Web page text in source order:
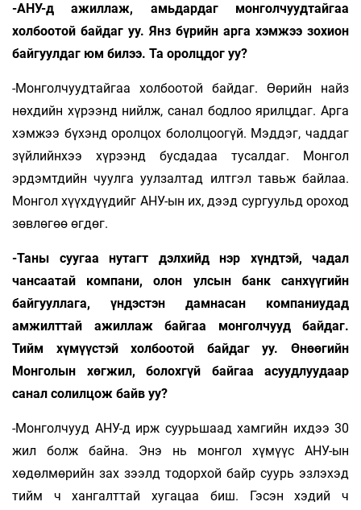
-АНУ-д ажиллаж, амьдардаг монголчуудтайгаа
холбоотой байдаг уу. Янз бүрийн арга хэмжээ зохион
байгуулдаг юм билээ. Та оролцдог уу?
-Монголчуудтайгаа холбоотой байдаг. Өөрийн найз
нөхдийн хүрээнд нийлж, санал бод­лоо ярилцдаг. Арга
хэмжээ бүхэнд оролцох бололцоогүй. Мэддэг, чаддаг
зүйлийнхээ хүрээнд бусдадаа тусалдаг. Монгол
эрдэмтдийн чуулга уулзалтад илтгэл тавьж байлаа.
Монгол хүүхдүүдийг АНУ-ын их, дээд сургуульд ороход
зөвлөгөө өгдөг.
-Таны суугаа нутагт дэлхийд нэр хүндтэй, чадал
чансаатай компани, олон улсын банк санхүүгийн
байгууллага, үндэстэн дамнасан компаниудад
амжилттай ажиллаж байгаа монголчууд байдаг.
Тийм хүмүүстэй холбоотой байдаг уу. Өнөөгийн
Монголын хөгжил, болохгүй байгаа асуудлуудаар
санал солилцож байв уу?
-Монголчууд АНУ-д ирж суурьшаад хамгийн ихдээ 30
жил болж байна. Энэ нь монгол хүмүүс АНУ-ын
хөдөлмөрийн зах зээлд тодорхой байр суурь эзлэхэд
тийм ч хангалттай хугацаа биш. Гэсэн хэдий ч